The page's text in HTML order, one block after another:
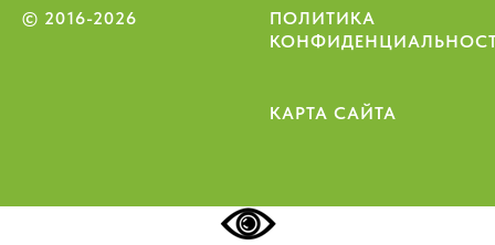
© 2016-2026
ПОЛИТИКА
КАРТА САЙТА